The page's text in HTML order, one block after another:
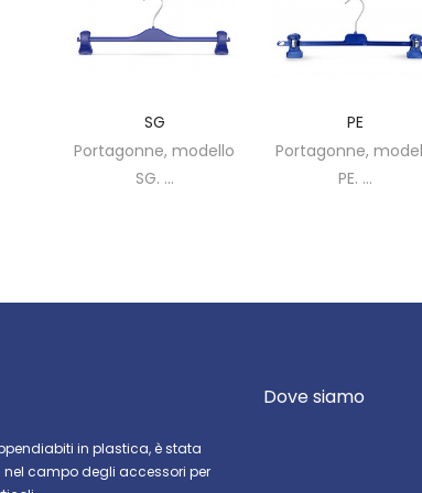
Portagonne, modello
Portagonne, modello
in plastica, è stata
campo degli accessori per
Dove siamo